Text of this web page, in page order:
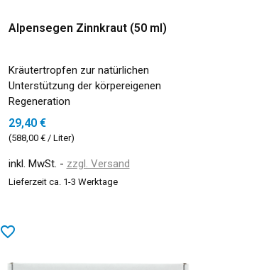
Alpensegen Zinnkraut (50 ml)
Kräutertropfen zur natürlichen
Unterstützung der körpereigenen
Regeneration
29,40 €
(588,00 € / Liter)
inkl. MwSt. zzgl. Versand
Lieferzeit ca. 1-3 Werktage
favorite_border